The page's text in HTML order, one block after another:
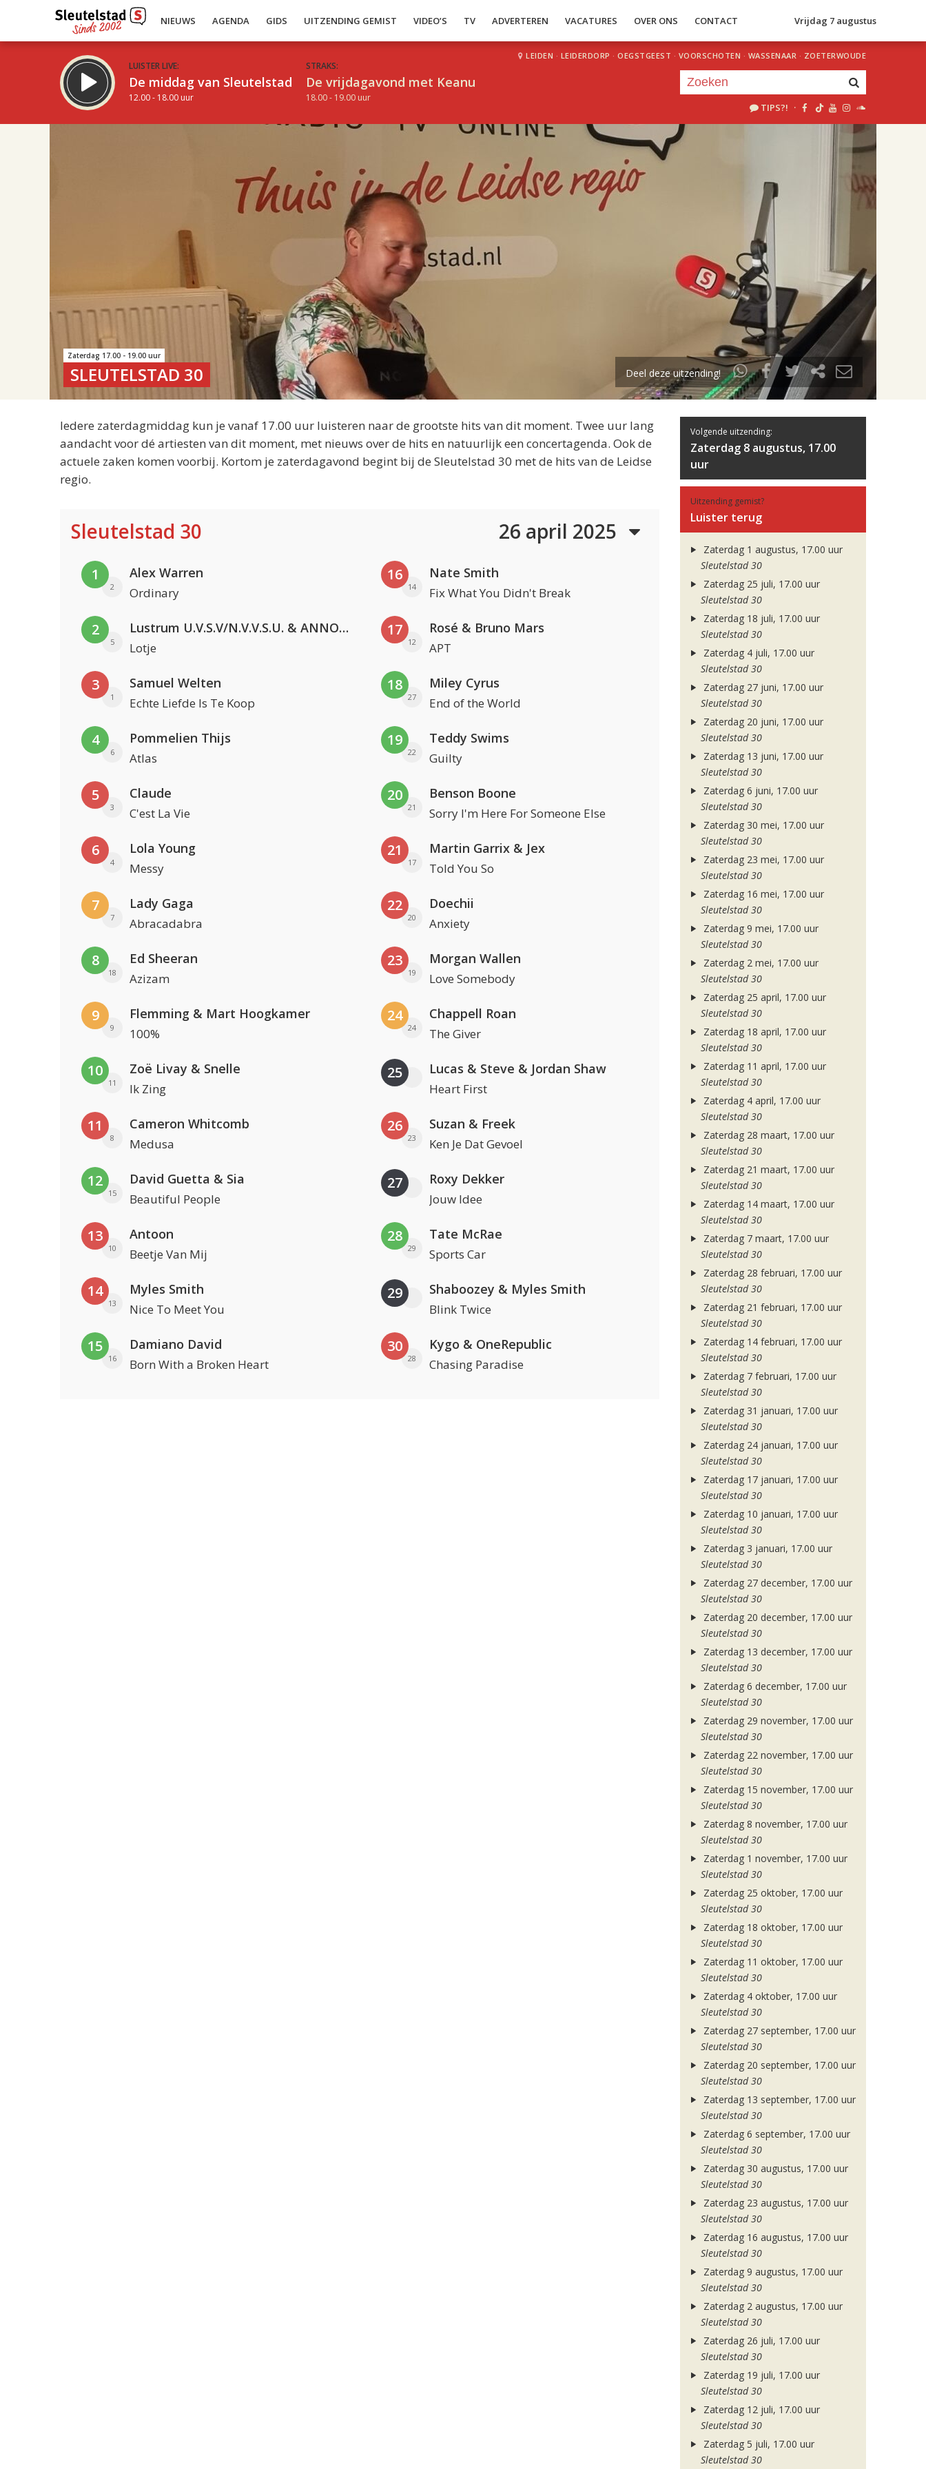
NIEUWS AGENDA GIDS UITZENDING GEMIST VIDEO’S TV ADVERTEREN VACATURES OVER ONS CONTACT Vrijdag 7 augustus
LUISTER LIVE:
De middag van Sleutelstad
12.00 - 18.00 uur
STRAKS:
De vrijdagavond met Keanu
18.00 - 19.00 uur
LEIDEN · LEIDERDORP · OEGSTGEEST · VOORSCHOTEN · WASSENAAR · ZOETERWOUDE
TIPS?! ·
uur 1 van 2
Volgend uur
Zaterdag 17.00 - 19.00 uur
SLEUTELSTAD 30 Deel deze uitzending!
Iedere zaterdagmiddag kun je vanaf 17.00 uur luisteren naar de grootste hits van dit moment. Twee uur lang
aandacht voor dé artiesten van dit moment, met nieuws over de hits en natuurlijk een concertagenda. Ook de
actuele zaken komen voorbij. Kortom je zaterdagavond begint bij de Sleutelstad 30 met de hits van de Leidse
regio.
Sleutelstad 30 26 april 2025
1
2
Alex Warren
Ordinary
2
5
Lustrum U.V.S.V/N.V.V.S.U. & ANNO ONS & Jopke van Dobbenburgh & Roeland Beelen
Lotje
3
1
Samuel Welten
Echte Liefde Is Te Koop
4
6
Pommelien Thijs
Atlas
5
3
Claude
C'est La Vie
6
4
Lola Young
Messy
7
7
Lady Gaga
Abracadabra
8
18
Ed Sheeran
Azizam
9
9
Flemming & Mart Hoogkamer
100%
10
11
Zoë Livay & Snelle
Ik Zing
11
8
Cameron Whitcomb
Medusa
12
15
David Guetta & Sia
Beautiful People
13
10
Antoon
Beetje Van Mij
14
13
Myles Smith
Nice To Meet You
15
16
Damiano David
Born With a Broken Heart
16
14
Nate Smith
Fix What You Didn't Break
17
12
Rosé & Bruno Mars
APT
18
27
Miley Cyrus
End of the World
19
22
Teddy Swims
Guilty
20
21
Benson Boone
Sorry I'm Here For Someone Else
21
17
Martin Garrix & Jex
Told You So
22
20
Doechii
Anxiety
23
19
Morgan Wallen
Love Somebody
24
24
Chappell Roan
The Giver
25 Lucas & Steve & Jordan Shaw
Heart First
26
23
Suzan & Freek
Ken Je Dat Gevoel
27 Roxy Dekker
Jouw Idee
28
29
Tate McRae
Sports Car
29 Shaboozey & Myles Smith
Blink Twice
30
28
Kygo & OneRepublic
Chasing Paradise
Volgende uitzending:
Zaterdag 8 augustus, 17.00
uur
Uitzending gemist?
Luister terug
Zaterdag 1 augustus, 17.00 uur
Sleutelstad 30
Zaterdag 25 juli, 17.00 uur
Sleutelstad 30
Zaterdag 18 juli, 17.00 uur
Sleutelstad 30
Zaterdag 4 juli, 17.00 uur
Sleutelstad 30
Zaterdag 27 juni, 17.00 uur
Sleutelstad 30
Zaterdag 20 juni, 17.00 uur
Sleutelstad 30
Zaterdag 13 juni, 17.00 uur
Sleutelstad 30
Zaterdag 6 juni, 17.00 uur
Sleutelstad 30
Zaterdag 30 mei, 17.00 uur
Sleutelstad 30
Zaterdag 23 mei, 17.00 uur
Sleutelstad 30
Zaterdag 16 mei, 17.00 uur
Sleutelstad 30
Zaterdag 9 mei, 17.00 uur
Sleutelstad 30
Zaterdag 2 mei, 17.00 uur
Sleutelstad 30
Zaterdag 25 april, 17.00 uur
Sleutelstad 30
Zaterdag 18 april, 17.00 uur
Sleutelstad 30
Zaterdag 11 april, 17.00 uur
Sleutelstad 30
Zaterdag 4 april, 17.00 uur
Sleutelstad 30
Zaterdag 28 maart, 17.00 uur
Sleutelstad 30
Zaterdag 21 maart, 17.00 uur
Sleutelstad 30
Zaterdag 14 maart, 17.00 uur
Sleutelstad 30
Zaterdag 7 maart, 17.00 uur
Sleutelstad 30
Zaterdag 28 februari, 17.00 uur
Sleutelstad 30
Zaterdag 21 februari, 17.00 uur
Sleutelstad 30
Zaterdag 14 februari, 17.00 uur
Sleutelstad 30
Zaterdag 7 februari, 17.00 uur
Sleutelstad 30
Zaterdag 31 januari, 17.00 uur
Sleutelstad 30
Zaterdag 24 januari, 17.00 uur
Sleutelstad 30
Zaterdag 17 januari, 17.00 uur
Sleutelstad 30
Zaterdag 10 januari, 17.00 uur
Sleutelstad 30
Zaterdag 3 januari, 17.00 uur
Sleutelstad 30
Zaterdag 27 december, 17.00 uur
Sleutelstad 30
Zaterdag 20 december, 17.00 uur
Sleutelstad 30
Zaterdag 13 december, 17.00 uur
Sleutelstad 30
Zaterdag 6 december, 17.00 uur
Sleutelstad 30
Zaterdag 29 november, 17.00 uur
Sleutelstad 30
Zaterdag 22 november, 17.00 uur
Sleutelstad 30
Zaterdag 15 november, 17.00 uur
Sleutelstad 30
Zaterdag 8 november, 17.00 uur
Sleutelstad 30
Zaterdag 1 november, 17.00 uur
Sleutelstad 30
Zaterdag 25 oktober, 17.00 uur
Sleutelstad 30
Zaterdag 18 oktober, 17.00 uur
Sleutelstad 30
Zaterdag 11 oktober, 17.00 uur
Sleutelstad 30
Zaterdag 4 oktober, 17.00 uur
Sleutelstad 30
Zaterdag 27 september, 17.00 uur
Sleutelstad 30
Zaterdag 20 september, 17.00 uur
Sleutelstad 30
Zaterdag 13 september, 17.00 uur
Sleutelstad 30
Zaterdag 6 september, 17.00 uur
Sleutelstad 30
Zaterdag 30 augustus, 17.00 uur
Sleutelstad 30
Zaterdag 23 augustus, 17.00 uur
Sleutelstad 30
Zaterdag 16 augustus, 17.00 uur
Sleutelstad 30
Zaterdag 9 augustus, 17.00 uur
Sleutelstad 30
Zaterdag 2 augustus, 17.00 uur
Sleutelstad 30
Zaterdag 26 juli, 17.00 uur
Sleutelstad 30
Zaterdag 19 juli, 17.00 uur
Sleutelstad 30
Zaterdag 12 juli, 17.00 uur
Sleutelstad 30
Zaterdag 5 juli, 17.00 uur
Sleutelstad 30